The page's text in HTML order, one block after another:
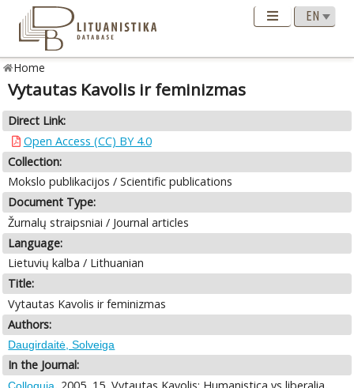
Home
Vytautas Kavolis ir feminizmas
Direct Link:
Open Access (CC) BY 4.0
Collection:
Mokslo publikacijos / Scientific publications
Document Type:
Žurnalų straipsniai / Journal articles
Language:
Lietuvių kalba / Lithuanian
Title:
Vytautas Kavolis ir feminizmas
Authors:
Daugirdaitė, Solveiga
In the Journal: